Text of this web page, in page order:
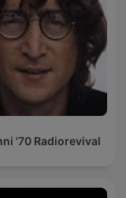
'70 Radiorevival